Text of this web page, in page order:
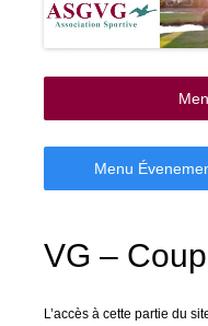
Menu
VG –
L’accès à cette partie du